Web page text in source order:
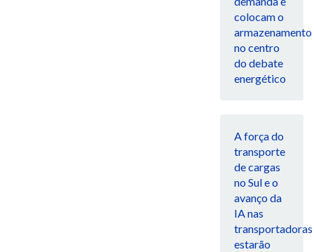
colocam o
armazenamento
no centro
do debate
energético
A força do
transporte
de cargas
no Sul e o
avanço da
IA nas
transportadoras
estarão